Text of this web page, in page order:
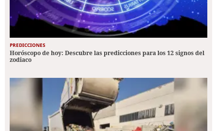
PREDICCIONES
Horóscopo de hoy: Descubre las predicciones para los 12 signos del
zodiaco